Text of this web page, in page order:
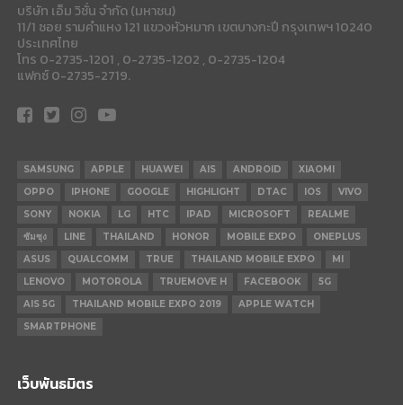
บริษัท เอ็ม วิชั่น จำกัด (มหาชน)
11/1 ซอย รามคำแหง 121 แขวงหัวหมาก เขตบางกะปี กรุงเทพฯ 10240
ประเทศไทย
โทร 0-2735-1201 , 0-2735-1202 , 0-2735-1204
แฟกซ์ 0-2735-2719.
SAMSUNG APPLE HUAWEI AIS ANDROID
XIAOMI
OPPO
IPHONE GOOGLE HIGHLIGHT DTAC IOS
VIVO
SONY
NOKIA LG HTC IPAD MICROSOFT
REALME
ซัมซุง
LINE THAILAND HONOR MOBILE EXPO
ONEPLUS
ASUS
QUALCOMM TRUE THAILAND MOBILE EXPO
MI
LENOVO
MOTOROLA TRUEMOVE H FACEBOOK
5G
AIS 5G
THAILAND MOBILE EXPO 2019
APPLE WATCH
SMARTPHONE
เว็บพันธมิตร